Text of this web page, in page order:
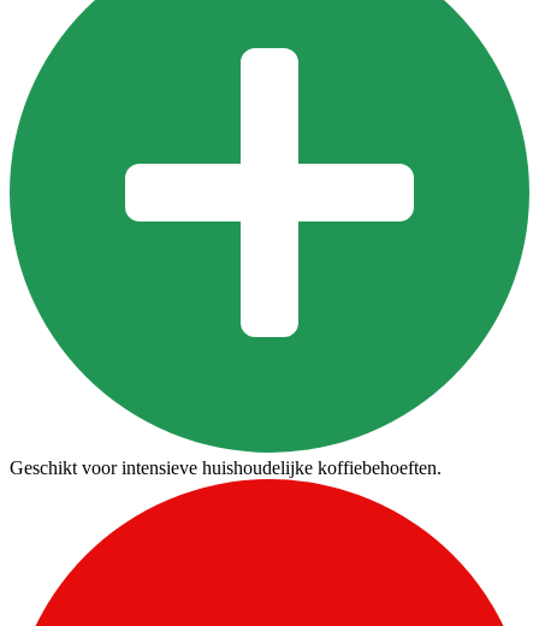
Geschikt voor intensieve huishoudelijke koffiebehoeften.